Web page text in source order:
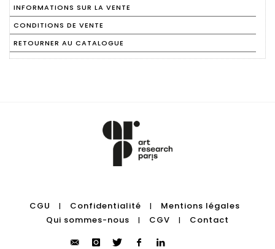
INFORMATIONS SUR LA VENTE
CONDITIONS DE VENTE
RETOURNER AU CATALOGUE
CGU | Confidentialité |
Mentions légales
Qui sommes-nous
| CGV | Contact